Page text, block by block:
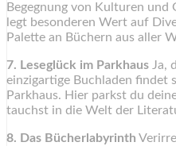
Begegnung von Kulturen und
legt besonderen Wert auf
Palette an Büchern aus aller
7. Leseglück im Parkhaus Ja,
einzigartige Buchladen findet
Parkhaus. Hier parkst du
tauchst in die Welt der
8. Das Bücherlabyrinth